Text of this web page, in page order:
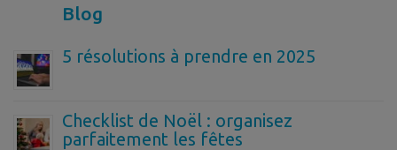
Blog
5 résolutions à prendre en 2025
Checklist de Noël : organisez
parfaitement les fêtes